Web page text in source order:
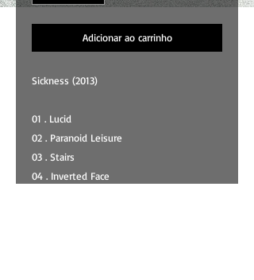
Adicionar ao carrinho
Sickness (2013)
01 . Lucid
02 . Paranoid Leisure
03 . Stairs
04 . Inverted Face